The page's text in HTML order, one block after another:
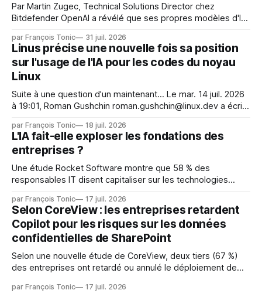
Par Martin Zugec, Technical Solutions Director chez
Bitdefender OpenAI a révélé que ses propres modèles d'IA,
s'étaient échappés de leur environnement isolé (sandbox)
et avaient mené une intrusion non autorisée sur Hugging
Face. La réaction
par François Tonic 31 juil. 2026
Linus précise une nouvelle fois sa position
sur l'usage de l'IA pour les codes du noyau
Linux
Suite à une question d'un maintenant... Le mar. 14 juil. 2026
à 19:01, Roman Gushchin roman.gushchin@linux.dev a écrit :
mainteneurs — irréalisable. Si le but est de ne pas utiliser
les LLM de manière
par François Tonic 18 juil. 2026
L'IA fait-elle exploser les fondations des
entreprises ?
Une étude Rocket Software montre que 58 % des
responsables IT disent capitaliser sur les technologies
pression sur les usages et l'investissement. Cette pression
révèle un écart entre l'ambition et la préparation.
par François Tonic 17 juil. 2026
Selon CoreView : les entreprises retardent
Copilot pour les risques sur les données
confidentielles de SharePoint
Selon une nouvelle étude de CoreView, deux tiers (67 %)
des entreprises ont retardé ou annulé le déploiement de
données confidentielles de SharePoint. Les trois quarts (75
par François Tonic 17 juil. 2026